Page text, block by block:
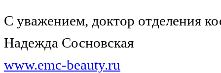
С уважением, доктор отделения
Надежда Сосновская
www.emc-beauty.ru